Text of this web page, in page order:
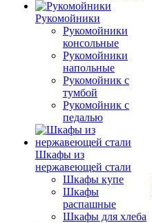
Рукомойники
Рукомойники
консольные
Рукомойники
напольные
Рукомойник с
тумбой
Рукомойник с
педалью
Шкафы из
нержавеющей стали
Шкафы купе
Шкафы
распашные
Шкафы для хлеба